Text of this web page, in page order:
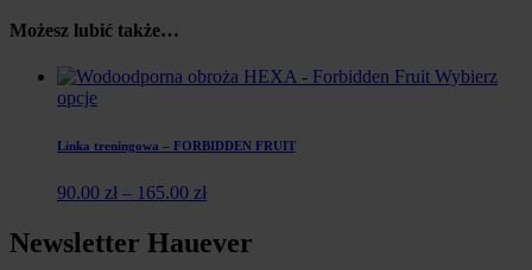
Możesz lubić także…
Wybierz
opcje
Linka treningowa – FORBIDDEN FRUIT
90.00 zł – 165.00 zł
Newsletter Hauever